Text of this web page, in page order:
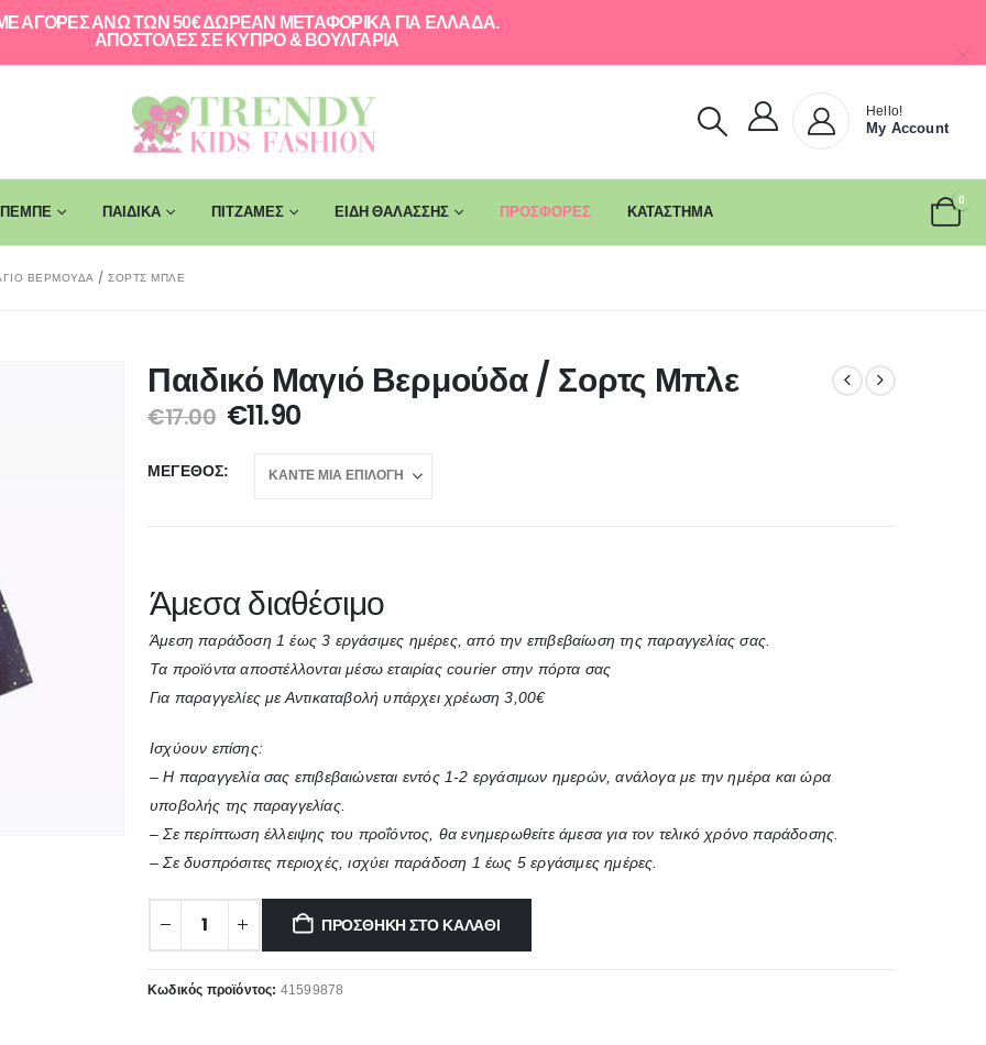
ΑΓΟΡΕΣ ΑΝΩ ΤΩΝ 50€ ΔΩΡΕΑΝ ΜΕΤΑΦΟΡΙΚΑ ΓΙΑ ΕΛΛAΔΑ.
ΑΠΟΣΤΟΛΕΣ ΣΕ ΚΥΠΡΟ & ΒΟΥΛΓΑΡΙΑ
Hello!
My Account
ΠΑΙΔΙΚΑ ΠΙΤΖΑΜΕΣ ΕΙΔΗ ΘΑΛΑΣΣΗΣ ΠΡΟΣΦΟΡΕΣ ΚΑΤΑΣΤΗΜΑ
0
ΒΕΡΜΟΎΔΑ / ΣΟΡΤΣ ΜΠΛΕ
Παιδικό Μαγιό Βερμούδα / Σορτς Μπλε
€17.00 €11.90
ΜΈΓΕΘΟΣ
Άμεσα διαθέσιμο
Άμεση παράδοση 1 έως 3 εργάσιμες ημέρες, από την επιβεβαίωση της παραγγελίας σας.
Τα προϊόντα αποστέλλονται μέσω εταιρίας courier στην πόρτα σας
Για παραγγελίες με Αντικαταβολή υπάρχει χρέωση 3,00€
Ισχύουν επίσης:
– Η παραγγελία σας επιβεβαιώνεται εντός 1-2 εργάσιμων ημερών, ανάλογα με την ημέρα και ώρα
υποβολής της παραγγελίας.
– Σε περίπτωση έλλειψης του προΐόντος, θα ενημερωθείτε άμεσα για τον τελικό χρόνο παράδοσης.
– Σε δυσπρόσιτες περιοχές, ισχύει παράδοση 1 έως 5 εργάσιμες ημέρες.
ΠΡΟΣΘΉΚΗ ΣΤΟ ΚΑΛΆΘΙ
Κωδικός προϊόντος: 41599878